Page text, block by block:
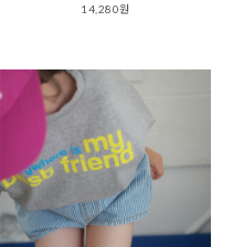
14,280원